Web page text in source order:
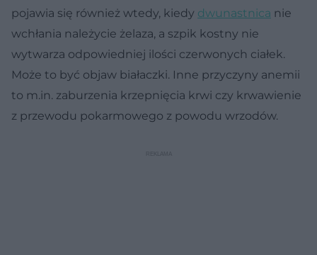
pojawia się również wtedy, kiedy dwunastnica nie
wchłania należycie żelaza, a szpik kostny nie
wytwarza odpowiedniej ilości czerwonych ciałek.
Może to być objaw białaczki. Inne przyczyny anemii
to m.in. zaburzenia krzepnięcia krwi czy krwawienie
z przewodu pokarmowego z powodu wrzodów.